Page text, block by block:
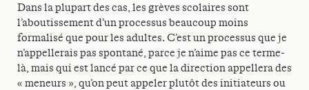
Dans la plupart des cas, les grèves scolaires sont
l’aboutissement d’un processus beaucoup moins
formalisé que pour les adultes. C’est un processus que je
n’appellerais pas spontané, parce je n’aime pas ce terme-
là, mais qui est lancé par ce que la direction appellera des
« meneurs », qu’on peut appeler plutôt des initiateurs ou